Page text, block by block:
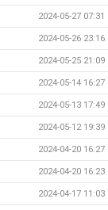
2024-05-27 07:31
2024-05-26 23:16
2024-05-25 21:09
2024-05-14 16:27
2024-05-13 17:49
2024-05-12 19:39
2024-04-20 16:27
2024-04-20 16:23
2024-04-17 11:03